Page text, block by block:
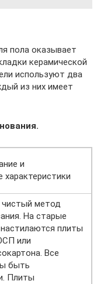
пола оказывает
керамической
используют два
из них имеет
и
характеристики
метод
На старые
плиты
или
Все
быть
Плиты